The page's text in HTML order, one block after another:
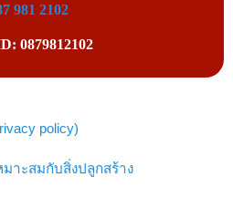
981 2102
0879812102
policy)
มาะสมกับสิ่งปลูกสร้าง